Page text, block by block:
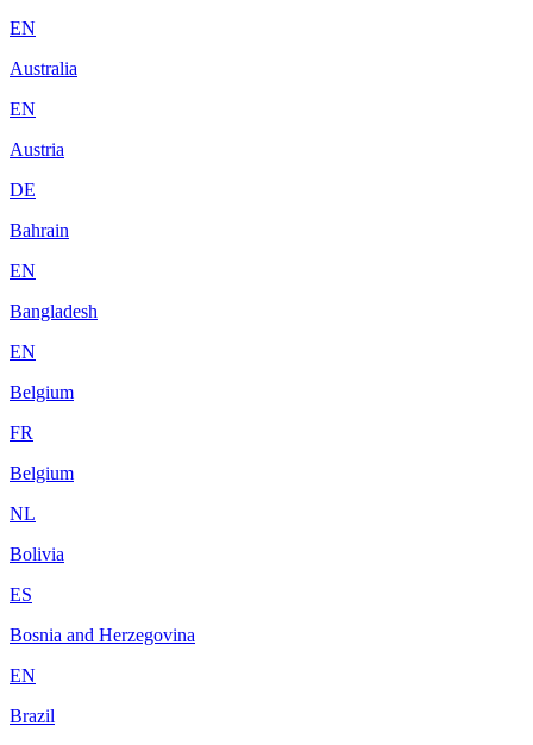
EN
Australia
EN
Austria
DE
Bahrain
EN
Bangladesh
EN
Belgium
FR
Belgium
NL
Bolivia
ES
Bosnia and Herzegovina
EN
Brazil